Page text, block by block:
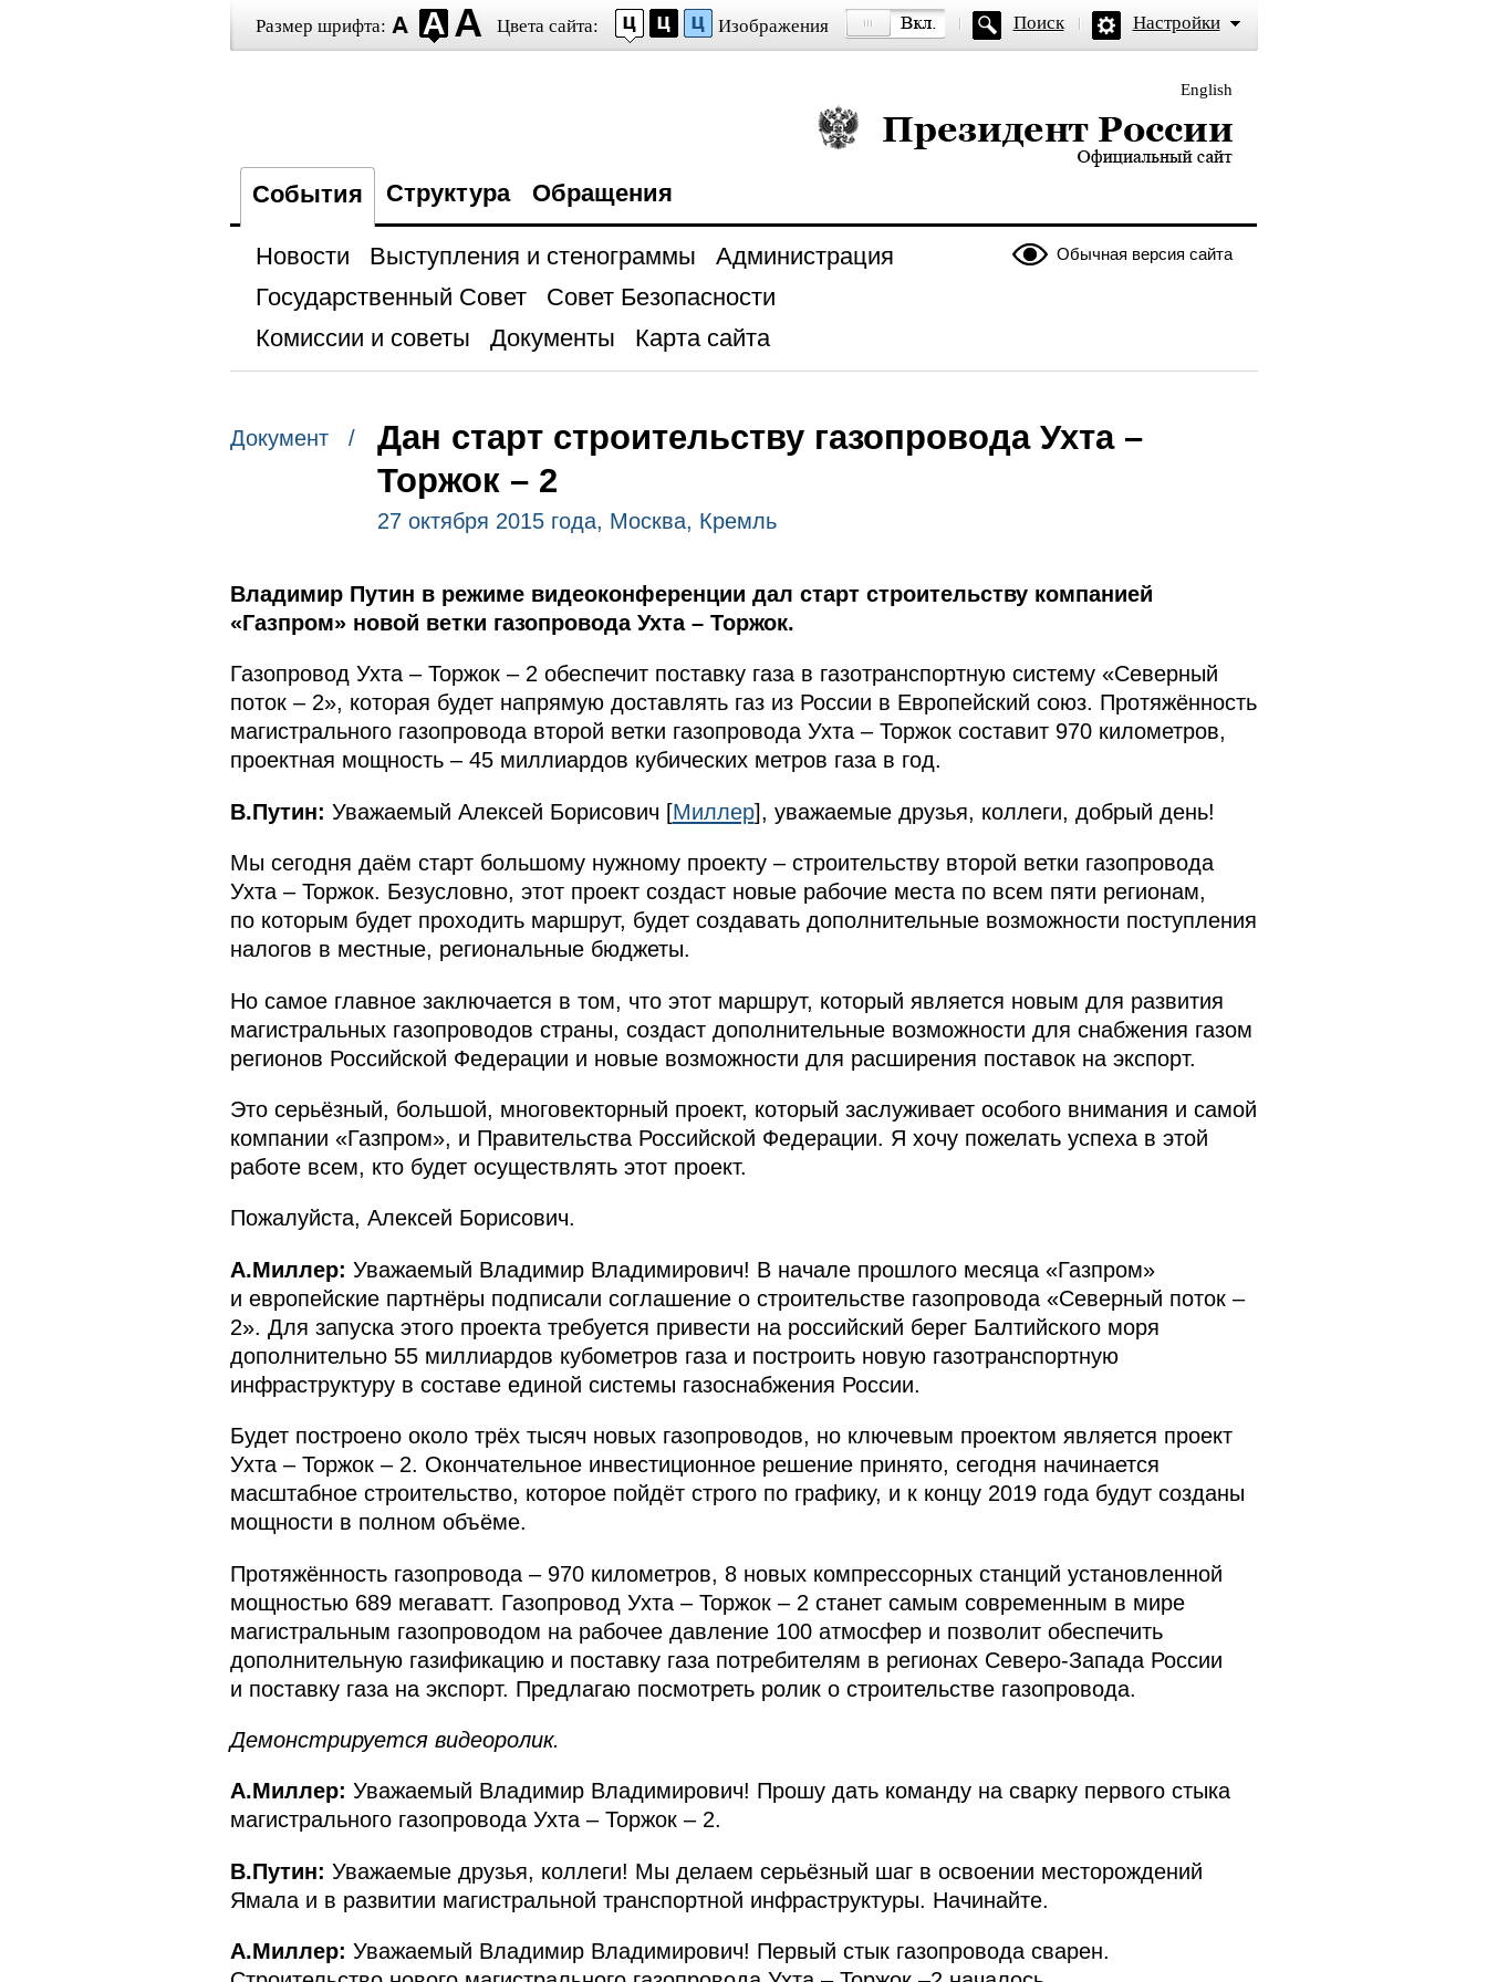
Размер шрифта: Цвета сайта: Изображения Поиск Настройки
English
Президент России — официальный сайт
События Структура Обращения
Обычная версия сайта
Новости Выступления и стенограммы
Администрация
Государственный Совет
Совет Безопасности
Комиссии и советы
Документы Карта сайта
Документ /
Дан старт строительству газопровода Ухта –
Торжок – 2
27 октября 2015 года, Москва, Кремль
Владимир Путин в режиме видеоконференции дал старт строительству компанией
«Газпром» новой ветки газопровода Ухта – Торжок.
Газопровод Ухта – Торжок – 2 обеспечит поставку газа в газотранспортную систему «Северный
поток – 2», которая будет напрямую доставлять газ из России в Европейский союз. Протяжённость
магистрального газопровода второй ветки газопровода Ухта – Торжок составит 970 километров,
проектная мощность – 45 миллиардов кубических метров газа в год.
В.Путин: Уважаемый Алексей Борисович [Миллер], уважаемые друзья, коллеги, добрый день!
Мы сегодня даём старт большому нужному проекту – строительству второй ветки газопровода
Ухта – Торжок. Безусловно, этот проект создаст новые рабочие места по всем пяти регионам,
по которым будет проходить маршрут, будет создавать дополнительные возможности поступления
налогов в местные, региональные бюджеты.
Но самое главное заключается в том, что этот маршрут, который является новым для развития
магистральных газопроводов страны, создаст дополнительные возможности для снабжения газом
регионов Российской Федерации и новые возможности для расширения поставок на экспорт.
Это серьёзный, большой, многовекторный проект, который заслуживает особого внимания и самой
компании «Газпром», и Правительства Российской Федерации. Я хочу пожелать успеха в этой
работе всем, кто будет осуществлять этот проект.
Пожалуйста, Алексей Борисович.
А.Миллер: Уважаемый Владимир Владимирович! В начале прошлого месяца «Газпром»
и европейские партнёры подписали соглашение о строительстве газопровода «Северный поток –
2». Для запуска этого проекта требуется привести на российский берег Балтийского моря
дополнительно 55 миллиардов кубометров газа и построить новую газотранспортную
инфраструктуру в составе единой системы газоснабжения России.
Будет построено около трёх тысяч новых газопроводов, но ключевым проектом является проект
Ухта – Торжок – 2. Окончательное инвестиционное решение принято, сегодня начинается
масштабное строительство, которое пойдёт строго по графику, и к концу 2019 года будут созданы
мощности в полном объёме.
Протяжённость газопровода – 970 километров, 8 новых компрессорных станций установленной
мощностью 689 мегаватт. Газопровод Ухта – Торжок – 2 станет самым современным в мире
магистральным газопроводом на рабочее давление 100 атмосфер и позволит обеспечить
дополнительную газификацию и поставку газа потребителям в регионах Северо-Запада России
и поставку газа на экспорт. Предлагаю посмотреть ролик о строительстве газопровода.
Демонстрируется видеоролик.
А.Миллер: Уважаемый Владимир Владимирович! Прошу дать команду на сварку первого стыка
магистрального газопровода Ухта – Торжок – 2.
В.Путин: Уважаемые друзья, коллеги! Мы делаем серьёзный шаг в освоении месторождений
Ямала и в развитии магистральной транспортной инфраструктуры. Начинайте.
А.Миллер: Уважаемый Владимир Владимирович! Первый стык газопровода сварен.